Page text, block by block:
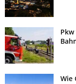
Wie